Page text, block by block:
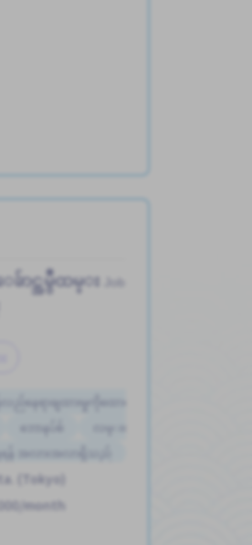
ေခ်ာင္အမွဳထမ္း
န်လည်နေရာချထားမှုကိုထောက်ပံ့ပါ
ဘောနပ်စ်
လမ္းစရိတ္ေပးသည္
ရရန် အလားအလာရှိသည်
င်းဖုံးလွှမ်း
(Tokyo)
month